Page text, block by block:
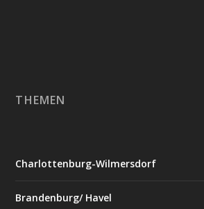
THEMEN
Charlottenburg-Wilmersdorf
Brandenburg/ Havel